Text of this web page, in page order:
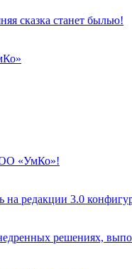
сказка станет былью!
«УмКо»!
на редакции 3.0
решениях,